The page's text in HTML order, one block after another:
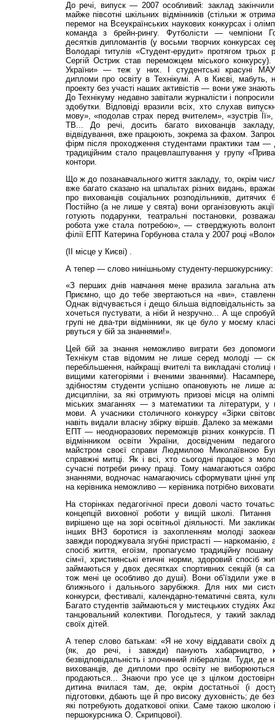
До речі, випуск — 2007 особливий: заклад
майже півсотні шкільних відмінників (стільки ж
перемог на Всеукраїнських наукових конкурсах і
команда з брейн-рингу. Футболісти — чемпіони
десятків дипломантів (у восьми творчих конкурсах
Володарі титулів «Студент-ерудит» протягом
Сергій Острик став переможцем міського
України» — теж у них. І студентські красуні
дипломи про освіту в Технікумі. А в Києві, мабуть,
проекту без участі наших активістів — вони уже
До Технікуму недавно завітали журналісти і попросили
здобутки. Відповіді вразили всіх, хто слухав
мову», «подолав страх перед вчителем», «зустрів
ТВ... До речі, досить багато вихованців
відвідування, вже працюють, зокрема за фахом.
фірм після проходження студентами практики там
традиційним стало працевлаштування у групу
контори.
Що ж до позанавчального життя закладу, то, окрім
вже багато сказано на шпальтах різних видань,
про вихованців соціальних розподільників, дитячих
Постійно (а не лише у свята) вони організовують
готують подарунки, театральні постановки,
робота уже стала потребою», — стверджують
філії ЕПТ Катерина Горбунова стала у 2007 році
(ІІ місце у Києві) .
А тепер — слово нинішньому студенту-першокурснику:
«З перших днів навчання мене вразила загальна
Приємно, що до тебе звертаються на «ви»,
Однак відчувається і дещо більша відповідальність
хочеться пустувати, а ніби й незручно... А ще
групі не два-три відмінники, як це було у моєму
рвуться у бій за знаннями!».
Цей бій за знання неможливо виграти без
Технікум став відомим не лише серед молоді —
перебільшення, найкращі вчителі та викладачі
вищими категоріями і вченими званнями).
здібностям студенти успішно опановують не лише
дисципліни, за які отримують призові місця на
міських змаганнях — з математики та літератури, у
мови. А учасники столичного конкурсу «Зірки
навіть видали власну збірку віршів. Далеко за межами
ЕПТ — неодноразових переможців різних конкурсів.
відмінником освіти України, досвідченим
майстром своєї справи Людмилою Миколаївною
справжні митці. Як і всі, хто сьогодні працює з
сучасні потреби ринку праці. Тому намагаються
знаннями, водночас намагаючись сформувати цінні
на керівника неможливо — керівника потрібно
На сторінках педагогічної преси доволі часто
концепцій виховної роботи у вищій школі.
вирішено ще на зорі освітньої діяльності. Ми
інших ВНЗ боротися із захопленням молоді
завжди породжувала згубні пристрасті — наркоманію,
спосіб життя, егоїзм, пропагуємо традиційну
сім«ї, християнські етичні норми, здоровий спосіб
займаються у двох десятках спортивних секцій (я
тож мені це особливо до душі). Вони об’їздили уже
ближнього і дальнього зарубіжжя. Для них ми
конкурси, фестивалі, календарно-тематичні свята,
Багато студентів займаються у мистецьких студіях
танцювальний колективи. Погодьтеся, у такий
своїх дітей.
А тепер слово батькам: «Я не хочу віддавати своїх
(як, до речі, і завжди) панують хабарництво,
безвідповідальність і злочинний лібералізм. Туди, де
вихованців, де дипломи про освіту не
продаються... Знаючи про усе це з цілком
дитина вчилася там, де, окрім достатньої (і
підготовки, дбають ще й про високу духовність; де
які потребують додаткової опіки. Саме такою школою
першокурсника О. Скрипцової).